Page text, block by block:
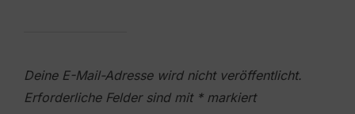
Deine E-Mail-Adresse wird nicht veröffentlicht.
Erforderliche Felder sind mit *markiert